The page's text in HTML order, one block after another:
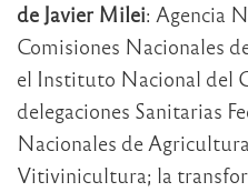
de Javier Milei: Agencia
Comisiones Nacionales
el Instituto Nacional del
delegaciones Sanitarias
Nacionales de
Vitivinicultura; la